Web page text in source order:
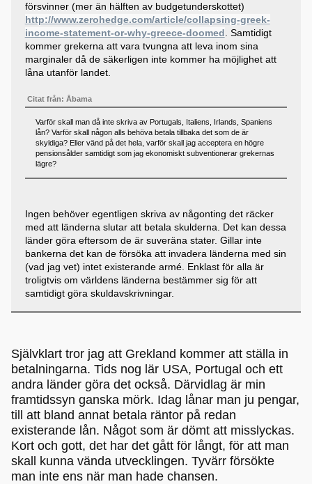
försvinner (mer än hälften av budgetunderskottet)
http://www.zerohedge.com/article/collapsing-greek-
income-statement-or-why-greece-doomed . Samtidigt
kommer grekerna att vara tvungna att leva inom sina
marginaler då de säkerligen inte kommer ha möjlighet att
låna utanför landet.
Citat från: Åbama
Varför skall man då inte skriva av Portugals, Italiens, Irlands, Spaniens
lån? Varför skall någon alls behöva betala tillbaka det som de är
skyldiga? Eller vänd på det hela, varför skall jag acceptera en högre
pensionsålder samtidigt som jag ekonomiskt subventionerar grekernas
lägre?
Ingen behöver egentligen skriva av någonting det räcker
med att länderna slutar att betala skulderna. Det kan dessa
länder göra eftersom de är suveräna stater. Gillar inte
bankerna det kan de försöka att invadera länderna med sin
(vad jag vet) intet existerande armé. Enklast för alla är
troligtvis om världens länderna bestämmer sig för att
samtidigt göra skuldavskrivningar.
Självklart tror jag att Grekland kommer att ställa in
betalningarna. Tids nog lär USA, Portugal och ett
andra länder göra det också. Därvidlag är min
framtidssyn ganska mörk. Idag lånar man ju pengar,
till att bland annat betala räntor på redan
existerande lån. Något som är dömt att misslyckas.
Kort och gott, det har det gått för långt, för att man
skall kunna vända utvecklingen. Tyvärr försökte
man inte ens när man hade chansen.